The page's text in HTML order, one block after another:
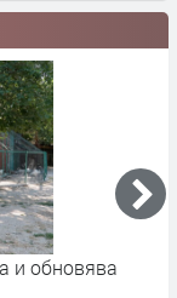
и обновява